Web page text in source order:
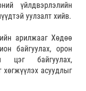
үйлдвэрлэлийн
уулзалт хийв.
арилжааг Хөдөө
байгуулах, орон
цэг байгуулах,
хөгжүүлэх асуудлыг